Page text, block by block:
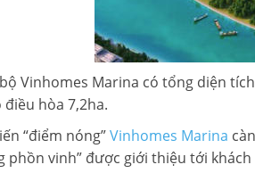
Vinhomes Marina có tổng diện
hòa 7,2ha.
“điểm nóng”Vinhomes Marina
phồn vinh” được giới thiệu tới khách